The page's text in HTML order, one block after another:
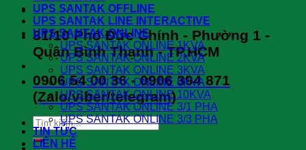
81/10 Phó Đức Chính - Phường 1 -
Quận Bình Thạnh - TP.HCM
0906 54 00 36 - 0906 394 871
(Zalo/viber/telegram)
Search
for:
UPS SANTAK OFFLINE
UPS SANTAK LINE INTERACTIVE
UPS SANTAK ONLINE
UPS SANTAK ONLINE 1KVA
UPS SANTAK ONLINE 2KVA
UPS SANTAK ONLINE 3KVA
UPS SANTAK ONLINE 6KVA
UPS SANTAK ONLINE 10KVA
UPS SANTAK ONLINE 3/1 PHA
UPS SANTAK ONLINE 3/3 PHA
TIN TỨC
LIÊN HỆ